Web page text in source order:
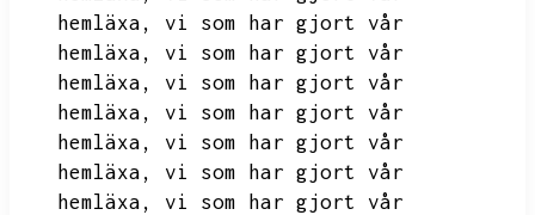
hemläxa,
vi som har gjort vår
hemläxa,
vi som har gjort vår
hemläxa,
vi som har gjort vår
hemläxa,
vi som har gjort vår
hemläxa,
vi som har gjort vår
hemläxa,
vi som har gjort vår
hemläxa,
vi som har gjort vår